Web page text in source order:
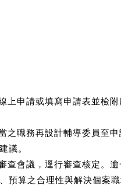
上申請或填寫申請表並檢
之職務再設計輔導委員至
議。
查會議，逕行審查核定。
預算之合理性與解決個案